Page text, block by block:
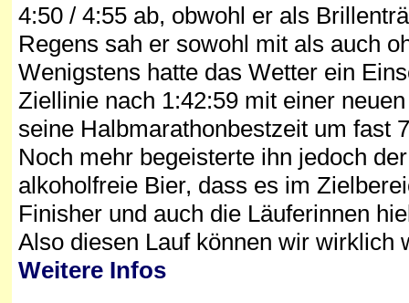
4:50 / 4:55 ab, obwohl er als
Regens sah er sowohl mit als auch
Wenigstens hatte das Wetter ein
Ziellinie nach 1:42:59 mit einer
seine Halbmarathonbestzeit um fast
Noch mehr begeisterte ihn jedoch
alkoholfreie Bier, dass es im
Finisher und auch die Läuferinnen
Also diesen Lauf können wir wirklich
Weitere Infos